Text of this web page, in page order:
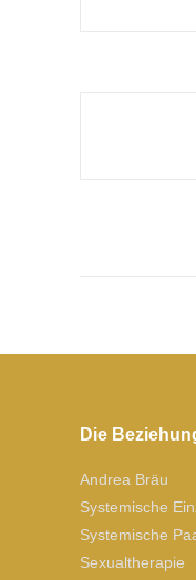
Die
Andrea Bräu
Systemische
Systemische
Sexualtherapie